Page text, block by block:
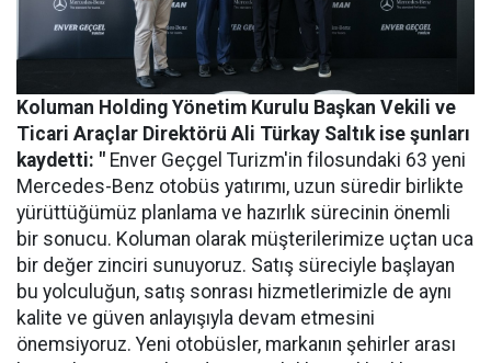
Koluman Holding Yönetim Kurulu Başkan Vekili ve
Ticari Araçlar Direktörü Ali Türkay Saltık ise şunları
kaydetti: " Enver Geçgel Turizm'in filosundaki 63 yeni
Mercedes-Benz otobüs yatırımı, uzun süredir birlikte
yürüttüğümüz planlama ve hazırlık sürecinin önemli
bir sonucu. Koluman olarak müşterilerimize uçtan uca
bir değer zinciri sunuyoruz. Satış süreciyle başlayan
bu yolculuğun, satış sonrası hizmetlerimizle de aynı
kalite ve güven anlayışıyla devam etmesini
önemsiyoruz. Yeni otobüsler, markanın şehirler arası